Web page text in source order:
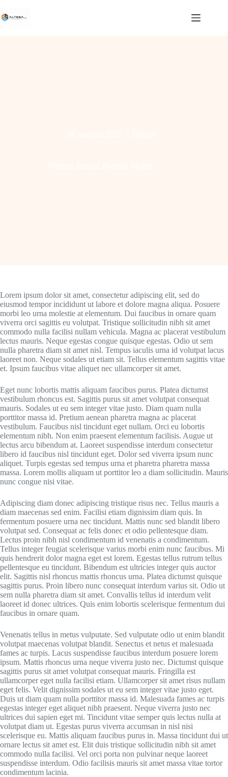
to
content
Lorem ipsum dolor sit amet, consectetur adipiscing elit, sed do
eiusmod tempor incididunt ut labore et dolore magna aliqua. Posuere
morbi leo urna molestie at elementum. Dui faucibus in ornare quam
viverra orci sagittis eu volutpat. Tristique sollicitudin nibh sit amet
commodo nulla facilisi nullam vehicula. Magna ac placerat vestibulum
lectus mauris. Neque egestas congue quisque egestas. Odio ut sem
nulla pharetra diam sit amet nisl. Tempus iaculis urna id volutpat lacus
laoreet non. Neque sodales ut etiam sit. Tellus elementum sagittis vitae
et. Ipsum faucibus vitae aliquet nec ullamcorper sit amet.
Eget nunc lobortis mattis aliquam faucibus purus. Platea dictumst
vestibulum rhoncus est. Sagittis purus sit amet volutpat consequat
mauris. Sodales ut eu sem integer vitae justo. Diam quam nulla
porttitor massa id. Pretium aenean pharetra magna ac placerat
vestibulum. Faucibus nisl tincidunt eget nullam. Orci eu lobortis
elementum nibh. Non enim praesent elementum facilisis. Augue ut
lectus arcu bibendum at. Laoreet suspendisse interdum consectetur
libero id faucibus nisl tincidunt eget. Dolor sed viverra ipsum nunc
aliquet. Turpis egestas sed tempus urna et pharetra pharetra massa
massa. Lorem mollis aliquam ut porttitor leo a diam sollicitudin. Mauris
nunc congue nisi vitae.
Adipiscing diam donec adipiscing tristique risus nec. Tellus mauris a
diam maecenas sed enim. Facilisi etiam dignissim diam quis. In
fermentum posuere urna nec tincidunt. Mattis nunc sed blandit libero
volutpat sed. Consequat ac felis donec et odio pellentesque diam.
Lectus proin nibh nisl condimentum id venenatis a condimentum.
Tellus integer feugiat scelerisque varius morbi enim nunc faucibus. Mi
quis hendrerit dolor magna eget est lorem. Egestas tellus rutrum tellus
pellentesque eu tincidunt. Bibendum est ultricies integer quis auctor
elit. Sagittis nisl rhoncus mattis rhoncus urna. Platea dictumst quisque
sagittis purus. Proin libero nunc consequat interdum varius sit. Odio ut
sem nulla pharetra diam sit amet. Convallis tellus id interdum velit
laoreet id donec ultrices. Quis enim lobortis scelerisque fermentum dui
faucibus in ornare quam.
Venenatis tellus in metus vulputate. Sed vulputate odio ut enim blandit
volutpat maecenas volutpat blandit. Senectus et netus et malesuada
fames ac turpis. Lacus suspendisse faucibus interdum posuere lorem
ipsum. Mattis rhoncus urna neque viverra justo nec. Dictumst quisque
sagittis purus sit amet volutpat consequat mauris. Fringilla est
ullamcorper eget nulla facilisi etiam. Ullamcorper sit amet risus nullam
eget felis. Velit dignissim sodales ut eu sem integer vitae justo eget.
Duis ut diam quam nulla porttitor massa id. Malesuada fames ac turpis
egestas integer eget aliquet nibh praesent. Neque viverra justo nec
ultrices dui sapien eget mi. Tincidunt vitae semper quis lectus nulla at
volutpat diam ut. Egestas purus viverra accumsan in nisl nisi
scelerisque eu. Mattis aliquam faucibus purus in. Massa tincidunt dui ut
ornare lectus sit amet est. Elit duis tristique sollicitudin nibh sit amet
commodo nulla facilisi. Vel orci porta non pulvinar neque laoreet
suspendisse interdum. Odio facilisis mauris sit amet massa vitae tortor
condimentum lacinia.